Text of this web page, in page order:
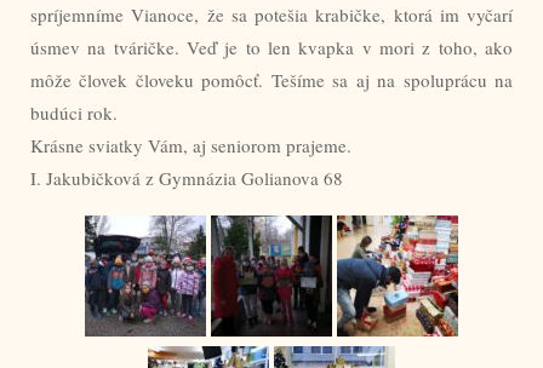
spríjemníme Vianoce, že sa potešia krabičke, ktorá im vyčarí
úsmev na tváričke. Veď je to len kvapka v mori z toho, ako
môže človek človeku pomôcť. Tešíme sa aj na spoluprácu na
budúci rok.
Krásne sviatky Vám, aj seniorom prajeme.
I. Jakubičková z Gymnázia Golianova 68